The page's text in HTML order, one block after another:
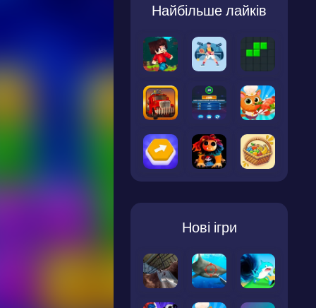
Найбільше лайків
Нові ігри